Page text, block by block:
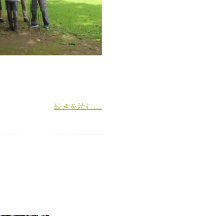
続きを読む...